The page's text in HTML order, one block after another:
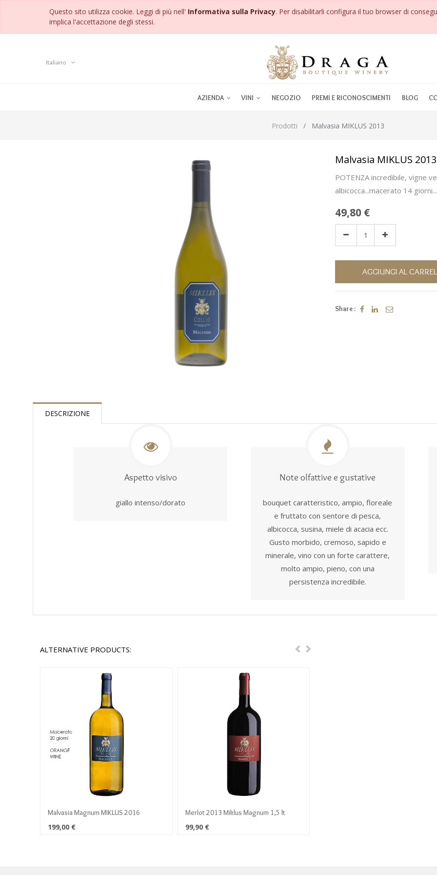
Questo sito utilizza cookie. Leggi di più nell' Informativa sulla Privacy. Per disabilitarli configura il tuo browser di
implica l'accettazione degli stessi.
Italiano
AZIENDA VINI NEGOZIO PREMI E RICONOSCIMENTI BLOG
Prodotti Malvasia MIKLUS 2013
Malvasia MIKLUS 2013
POTENZA incredibile, vigne
albicocca...macerato 14
49,80 €
AGGIUNGI AL
Share :
DESCRIZIONE
Aspetto visivo
giallo intenso/dorato
Note olfattive e gustative
bouquet caratteristico, ampio, floreale
e fruttato con sentore di pesca,
albicocca, susina, miele di acacia ecc.
Gusto morbido, cremoso, sapido e
minerale, vino con un forte carattere,
molto ampio, pieno, con una
persistenza incredibile.
ALTERNATIVE PRODUCTS: Previous
Next
Malvasia Magnum MIKLUS 2016
199,00 €
Merlot 2013 Miklus Magnum 1,5 lt
99,90€